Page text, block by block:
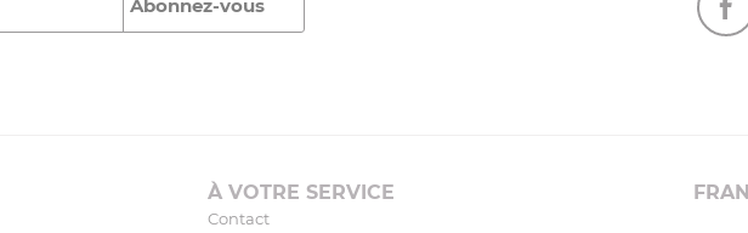
À VOTRE SERVICE
Contact